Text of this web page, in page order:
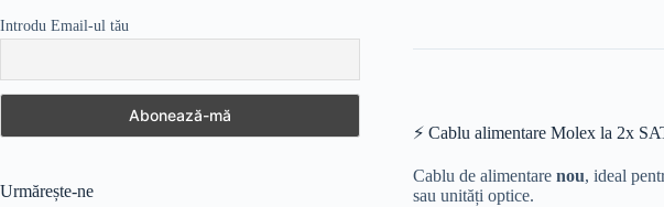
⚡ Cablu alimentare Molex la 2x
Cablu de alimentare nou, ideal
sau unități optice.
Introdu Email-ul tău
Urmărește-ne